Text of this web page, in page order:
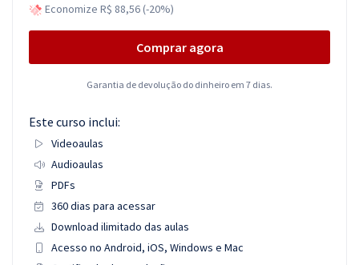
Economize R$ 88,56 (-20%)
Comprar agora
Garantia de devolução do dinheiro em 7 dias.
Este curso inclui:
Videoaulas
Audioaulas
PDFs
360 dias para acessar
Download ilimitado das aulas
Acesso no Android, iOS, Windows e Mac